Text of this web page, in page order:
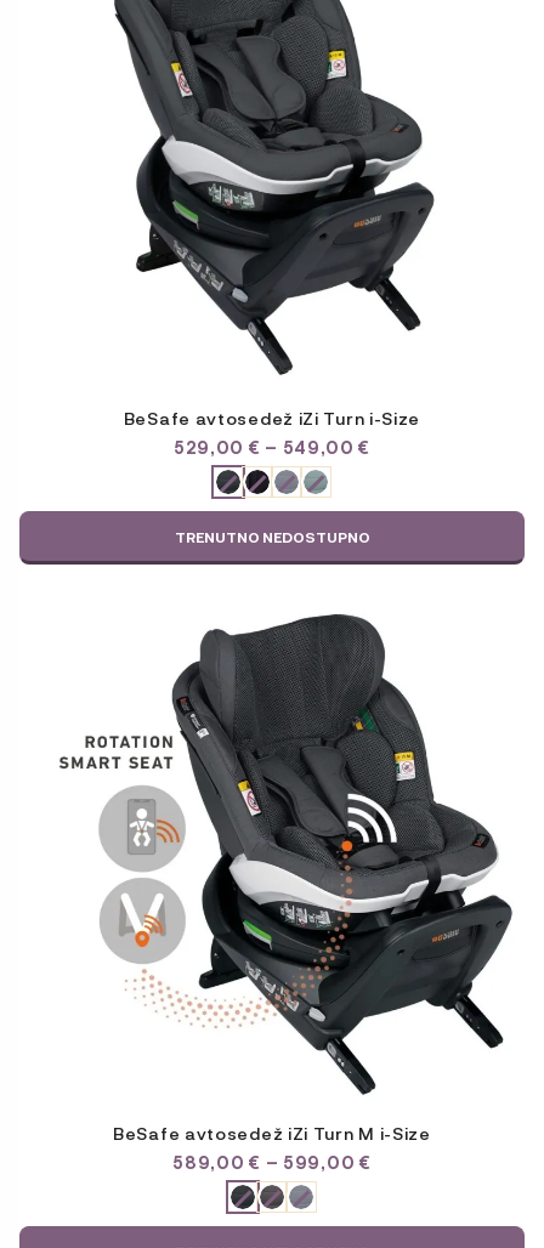
BeSafe avtosedež iZi Turn i-Size
529,00 € – 549,00€
TRENUTNO NEDOSTUPNO
BeSafe avtosedež iZi Turn M i-Size
589,00€ – 599,00 €